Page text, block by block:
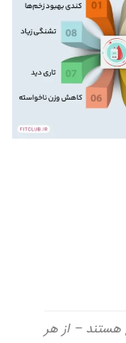
هستند – از هر